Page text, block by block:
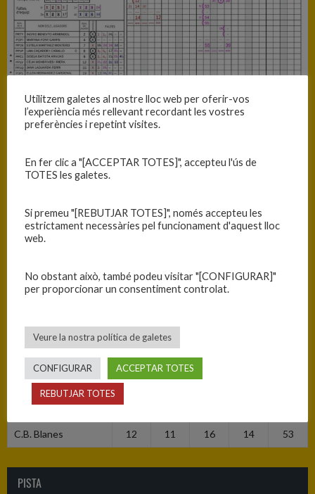
INFORMACIÓ
23/03/2025 11:00
Júnior B
femení 2024-
2024-25
Jornada
RESULTATS
Equip 1 2
C.B. L’Escala
C.B. Blanes 12 11 16 14 53
PISTA
Utilitzem galetes al nostre lloc web per oferir-vos
l’experiència més rellevant recordant les vostres
preferències i repetint visites.
En fer clic a "[ACCEPTAR TOTES]", accepteu l'ús de
TOTES les galetes.
Si premeu "[REBUTJAR TOTES]", només accepteu les
estrictament necessàries pel funcionament d'aquest lloc
web.
No obstant això, també podeu visitar "[CONFIGURAR]"
per proporcionar un consentiment controlat.
Veure la nostra política de galetes
CONFIGURAR ACCEPTAR TOTES
REBUTJAR TOTES